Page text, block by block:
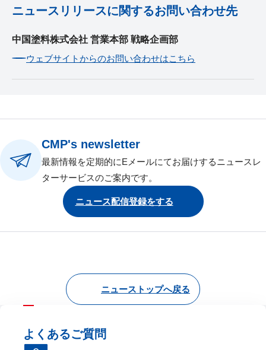
ニュースリリースに関するお問い合わせ先
中国塗料株式会社 営業本部 戦略企画部
ウェブサイトからのお問い合わせはこちら
CMP's newsletter
最新情報を定期的にEメールにてお届けするニュースレ
ターサービスのご案内です。
ニュース配信登録をする
ニューストップへ戻る
よくあるご質問